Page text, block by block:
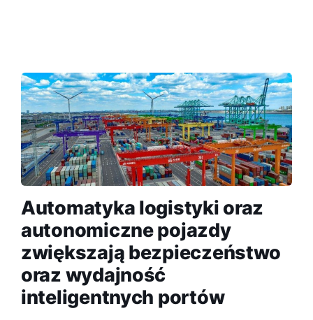
Automatyka logistyki oraz
autonomiczne pojazdy
zwiększają bezpieczeństwo
oraz wydajność
inteligentnych portów